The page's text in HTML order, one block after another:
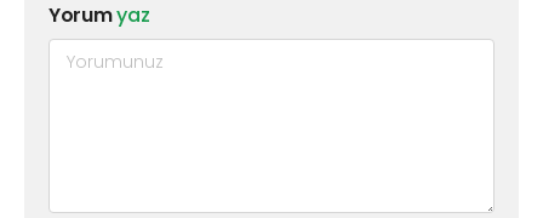
Yorumyaz